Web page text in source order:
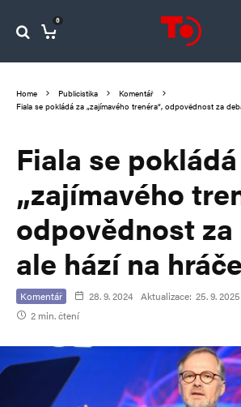
0
Home Publicistika
Komentář
Fiala se pokládá za „zajímavého trenéra“, odpovědnost za
Fiala se
„zajímavého
odpovědnost
ale hází na hráče
Komentář 28. 9. 2024 Aktualizace: 25. 9. 2025
2 min. čtení